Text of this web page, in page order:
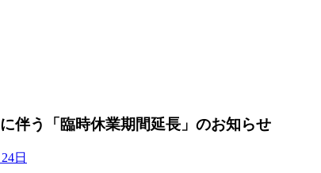
伴う「臨時休業期間延長」のお知らせ
日